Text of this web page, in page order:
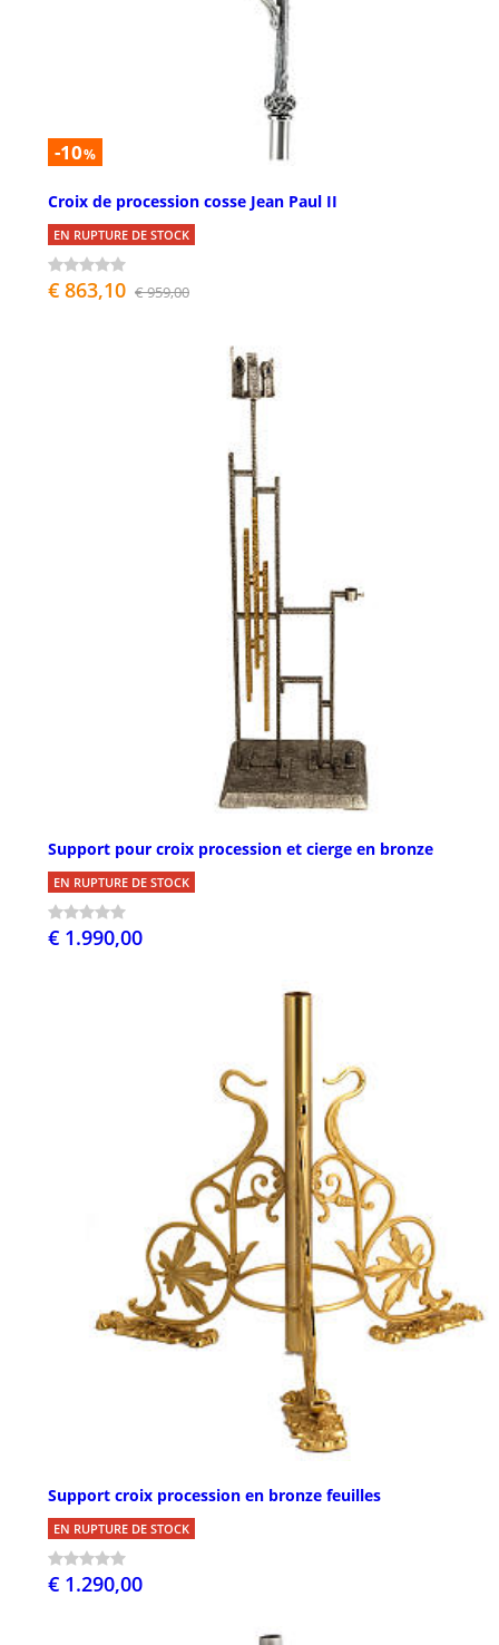
-10%
Croix de procession cosse Jean Paul II
EN RUPTURE DE STOCK
€ 863,10 € 959,00
Support pour croix procession et cierge en bronze
EN RUPTURE DE STOCK
€ 1.990,00
Support croix procession en bronze feuilles
EN RUPTURE DE STOCK
€ 1.290,00